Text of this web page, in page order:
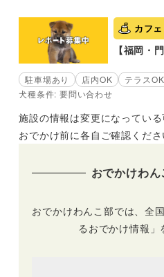
カフ
【福岡・
駐車場あり 店内OK
テラスOK
犬種条件: 要問い合わせ
施設の情報は変更になっている
おでかけ前に各自ご確認くださ
おでかけわん
おでかけわんこ部では、全
るおでかけ情報」